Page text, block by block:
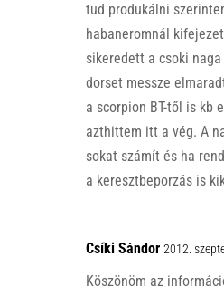
tud produkálni
habaneromnál
sikeredett a csoki
dorset messze
a scorpion BT-től is kb
azthittem itt a vég. A
sokat számít és ha
a keresztbeporzás is
Csíki Sándor 2012.
Köszönöm az